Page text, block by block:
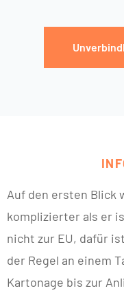
Auf den ersten Blick
komplizierter als er
nicht zur EU, dafür
der Regel an einem
Kartonage bis zur